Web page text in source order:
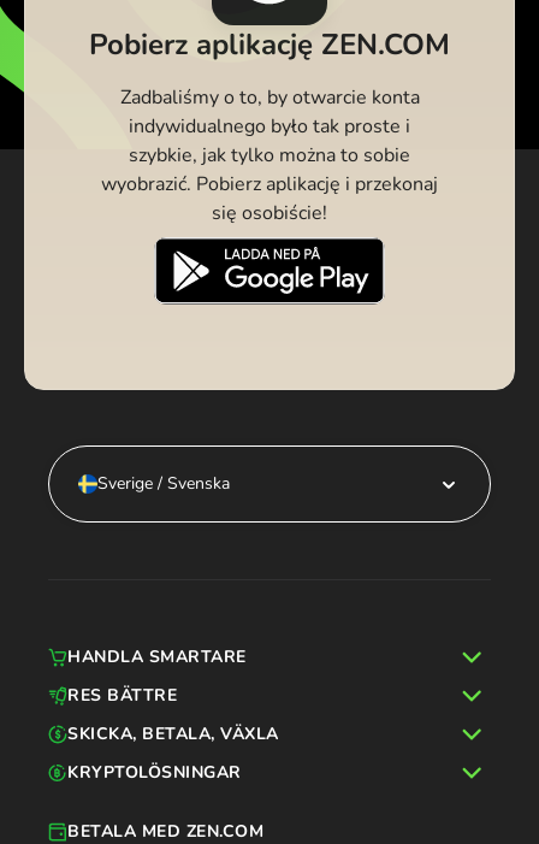
Pobierz aplikację ZEN.COM
Zadbaliśmy o to, by otwarcie konta
indywidualnego było tak proste i
szybkie, jak tylko można to sobie
wyobrazić. Pobierz aplikację i przekonaj
się osobiście!
Sverige / Svenska
BETALA MED ZEN.COM
HANDLA SMARTARE
RES BÄTTRE
SKICKA, BETALA, VÄXLA
KRYPTOLÖSNINGAR